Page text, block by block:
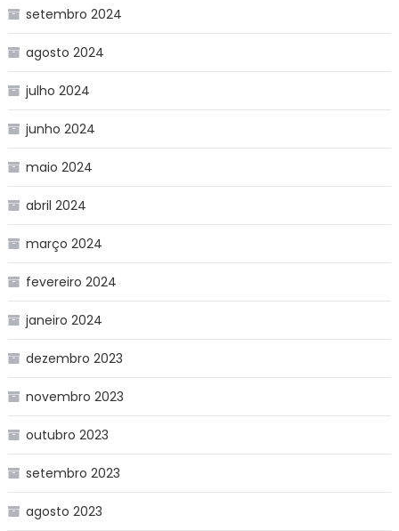
setembro 2024
agosto 2024
julho 2024
junho 2024
maio 2024
abril 2024
março 2024
fevereiro 2024
janeiro 2024
dezembro 2023
novembro 2023
outubro 2023
setembro 2023
agosto 2023